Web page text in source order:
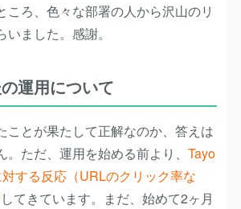
ころ、色々な部署の人から沢山のリ
ました。感謝。
運用について
ことが果たして正解なのか、答えは
ただ、運用を始める前より、 Tayo
する反応（URLのクリック率な
してきています。
まだ、始めて2ヶ月